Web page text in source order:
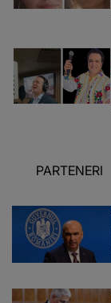
PARTENERI